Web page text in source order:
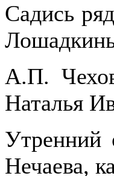
Садись
А.П.
Наталья
Утренний
Нечаева,